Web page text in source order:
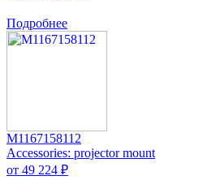
Подробнее
M1167158112
Accessories: projector mount
от 49 224 ₽